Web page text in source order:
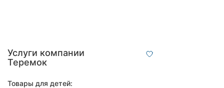
Житомир
Тернополь
Услуги компании
Теремок
Товары для детей: